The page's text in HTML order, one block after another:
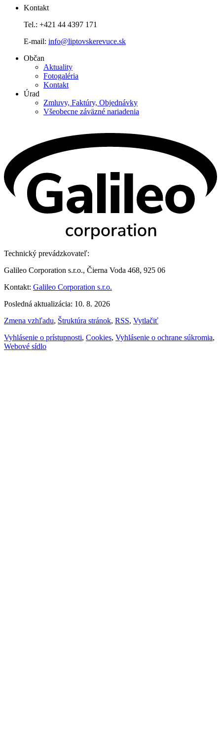
Kontakt
Tel.: +421 44 4397 171
E-mail: info@liptovskerevuce.sk
Občan
Aktuality
Fotogaléria
Kontakt
Úrad
Zmluvy, Faktúry, Objednávky
Všeobecne záväzné nariadenia
Technický prevádzkovateľ:
Galileo Corporation s.r.o., Čierna Voda 468, 925 06
Kontakt: Galileo Corporation s.r.o.
Posledná aktualizácia: 10. 8. 2026
Zmena vzhľadu, Štruktúra stránok, RSS, Vytlačiť
Vyhlásenie o prístupnosti, Cookies, Vyhlásenie o ochrane súkromia,
Webové sídlo